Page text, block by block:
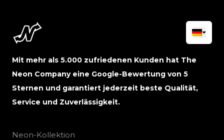
Mit mehr als 5.000 zufriedenen Kunden hat The
Neon Company eine Google-Bewertung von 5
Sternen und garantiert jederzeit beste Qualität,
Service und Zuverlässigkeit.
Neon-Kollektion